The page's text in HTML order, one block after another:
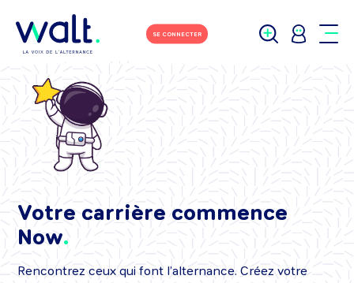
SE CONNECTER
Votre carrière commence
Now
Rencontrez ceux qui font l’alternance. Créez votre